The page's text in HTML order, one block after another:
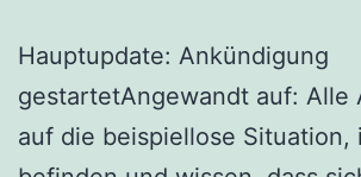
Hauptupdate: Ankündigung
gestartetAngewandt auf: Alle
auf die beispiellose Situation,